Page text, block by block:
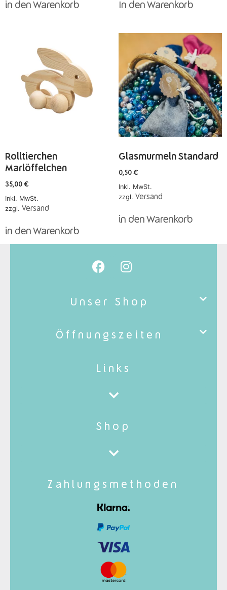
in den Warenkorb In den Warenkorb
Rolltierchen
Marlöffelchen
35,00 €
Inkl. MwSt.
zzgl. Versand
in den Warenkorb
Glasmurmeln Standard
0,50 €
Inkl. MwSt.
zzgl. Versand
in den Warenkorb
Unser Shop
Öffnungszeiten
Links
Shop
Zahlungsmethoden